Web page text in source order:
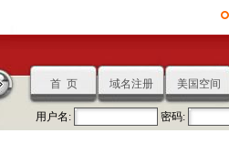
首 页 域名注册 美国空间
用户名: 密码: